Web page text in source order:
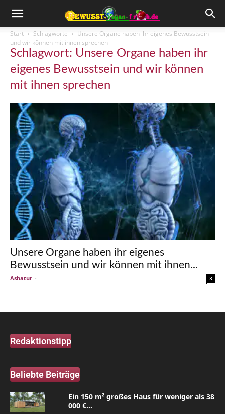
Start Schlagworte
Unsere Organe haben ihr eigenes Bewusstsein
und wir können mit ihnen sprechen
Schlagwort: Unsere Organe haben ihr
eigenes Bewusstsein und wir können
mit ihnen sprechen
Unsere Organe haben ihr eigenes
Bewusstsein und wir können mit ihnen...
Ashatur - 3
Redaktionstipp
Beliebte Beiträge
Ein 150 m² großes Haus für weniger als 38
000 €...